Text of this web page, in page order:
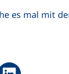
es mal mit
Facebook
über